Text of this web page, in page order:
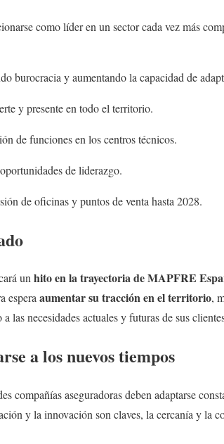
como líder en un sector cada vez más
burocracia y aumentando la capacidad de
y presente en todo el territorio.
de funciones en los centros técnicos.
de liderazgo.
de oficinas y puntos de venta hasta 2028.
unhito en la trayectoria de MAPFRE
esperaaumentar su tracción en el territorio,
las necesidades actuales y futuras de sus
a los nuevos tiempos
compañías aseguradoras deben adaptarse
y la innovación son claves, la cercanía y la